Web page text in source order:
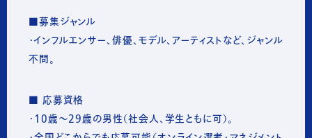
■募集ジャンル
・インフルエンサー、俳優、モデル、アーティストなど、ジャンル
不問。
■ 応募資格
・10歳〜29歳の男性（社会人、学生ともに可）。